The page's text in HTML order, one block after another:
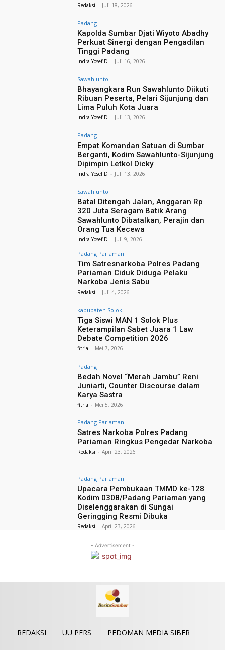
Redaksi - Juli 18, 2026
Padang
Kapolda Sumbar Djati Wiyoto Abadhy
Perkuat Sinergi dengan Pengadilan
Tinggi Padang
Indra Yosef D - Juli 16, 2026
Sawahlunto
Bhayangkara Run Sawahlunto Diikuti
Ribuan Peserta, Pelari Sijunjung dan
Lima Puluh Kota Juara
Indra Yosef D - Juli 13, 2026
Padang
Empat Komandan Satuan di Sumbar
Berganti, Kodim Sawahlunto-Sijunjung
Dipimpin Letkol Dicky
Indra Yosef D - Juli 13, 2026
Sawahlunto
Batal Ditengah Jalan, Anggaran Rp
320 Juta Seragam Batik Arang
Sawahlunto Dibatalkan, Perajin dan
Orang Tua Kecewa
Indra Yosef D - Juli 9, 2026
Padang Pariaman
Tim Satresnarkoba Polres Padang
Pariaman Ciduk Diduga Pelaku
Narkoba Jenis Sabu
Redaksi - Juli 4, 2026
kabupaten Solok
Tiga Siswi MAN 1 Solok Plus
Keterampilan Sabet Juara 1 Law
Debate Competition 2026
fitria - Mei 7, 2026
Padang
Bedah Novel “Merah Jambu” Reni
Juniarti, Counter Discourse dalam
Karya Sastra
fitria - Mei 5, 2026
Padang Pariaman
Satres Narkoba Polres Padang
Pariaman Ringkus Pengedar Narkoba
Redaksi - April 23, 2026
Padang Pariaman
Upacara Pembukaan TMMD ke-128
Kodim 0308/Padang Pariaman yang
Diselenggarakan di Sungai
Geringging Resmi Dibuka
Redaksi - April 23, 2026
- Advertisement -
REDAKSI UU PERS PEDOMAN MEDIA SIBER